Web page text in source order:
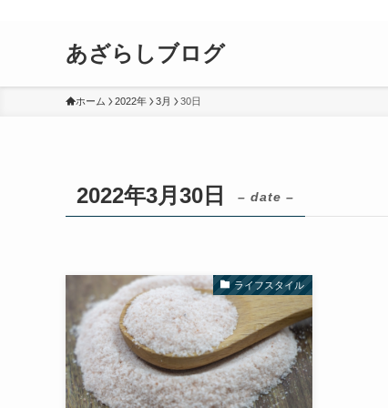
あざらしブログ
ホーム 2022年 3月 30日
2022年3月30日 – date –
ライフスタイル